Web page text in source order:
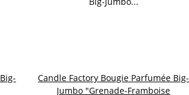
Candle Factory Bougie Parfumée Big-
Jumbo "Grenade-Framboise